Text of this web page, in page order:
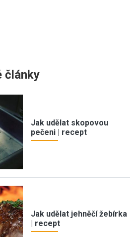
články
Jak udělat skopovou
pečeni | recept
Jak udělat jehněčí žebírka
| recept